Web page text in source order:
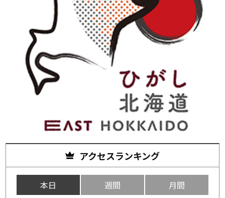
アクセスランキング
本日 週間 月間